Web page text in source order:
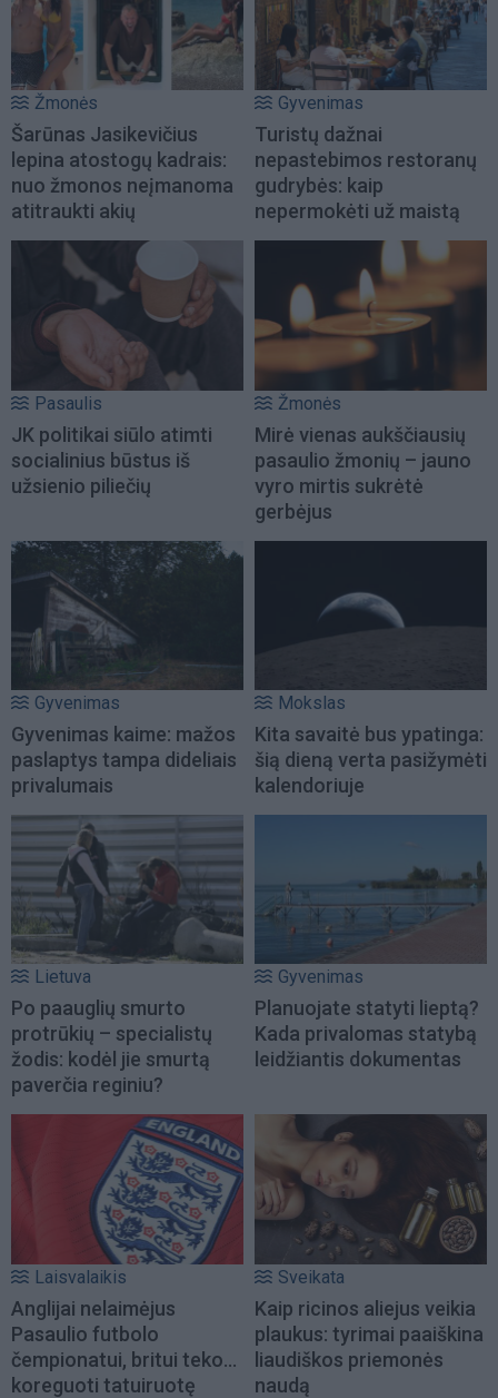
Žmonės
Šarūnas Jasikevičius
lepina atostogų kadrais:
nuo žmonos neįmanoma
atitraukti akių
Gyvenimas
Turistų dažnai
nepastebimos restoranų
gudrybės: kaip
nepermokėti už maistą
Pasaulis
JK politikai siūlo atimti
socialinius būstus iš
užsienio piliečių
Žmonės
Mirė vienas aukščiausių
pasaulio žmonių – jauno
vyro mirtis sukrėtė
gerbėjus
Gyvenimas
Gyvenimas kaime: mažos
paslaptys tampa dideliais
privalumais
Mokslas
Kita savaitė bus ypatinga:
šią dieną verta pasižymėti
kalendoriuje
Lietuva
Po paauglių smurto
protrūkių – specialistų
žodis: kodėl jie smurtą
paverčia reginiu?
Gyvenimas
Planuojate statyti lieptą?
Kada privalomas statybą
leidžiantis dokumentas
Laisvalaikis
Anglijai nelaimėjus
Pasaulio futbolo
čempionatui, britui teko...
koreguoti tatuiruotę
Sveikata
Kaip ricinos aliejus veikia
plaukus: tyrimai paaiškina
liaudiškos priemonės
naudą